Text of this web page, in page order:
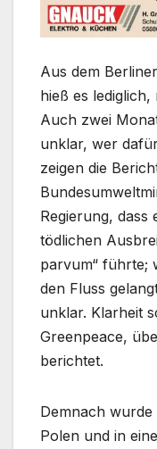
Aus dem
hieß es
Auch zwei
unklar, wer
zeigen die
Regierung,
tödlichen
parvum“ führte;
den Fluss
unklar. Klarheit
Greenpeace,
berichtet.
Demnach
Polen und in